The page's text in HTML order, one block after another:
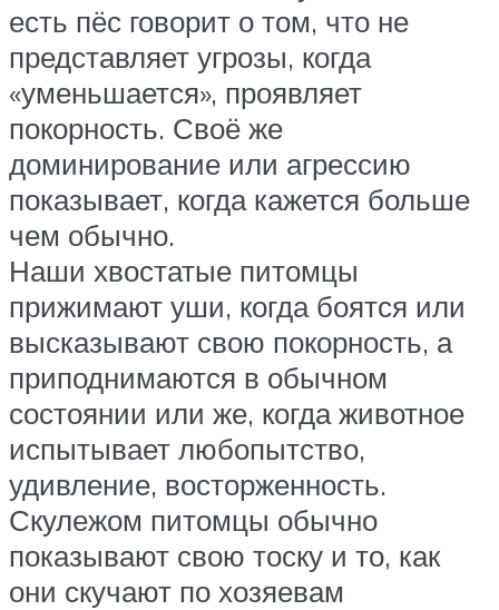
есть пёс говорит о том, что не
представляет угрозы, когда
«уменьшается», проявляет
покорность. Своё же
доминирование или агрессию
показывает, когда кажется больше
чем обычно.
Наши хвостатые питомцы
прижимают уши, когда боятся или
высказывают свою покорность, а
приподнимаются в обычном
состоянии или же, когда животное
испытывает любопытство,
удивление, восторженность.
Скулежом питомцы обычно
показывают свою тоску и то, как
они скучают по хозяевам